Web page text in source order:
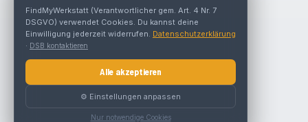
FindMyWerkstatt (Verantwortlicher gem. Art. 4 Nr. 7
DSGVO) verwendet Cookies. Du kannst deine
Einwilligung jederzeit widerrufen. Datenschutzerklärung
· DSB kontaktieren
Alle akzeptieren
⚙️ Einstellungen anpassen
Nur notwendige Cookies